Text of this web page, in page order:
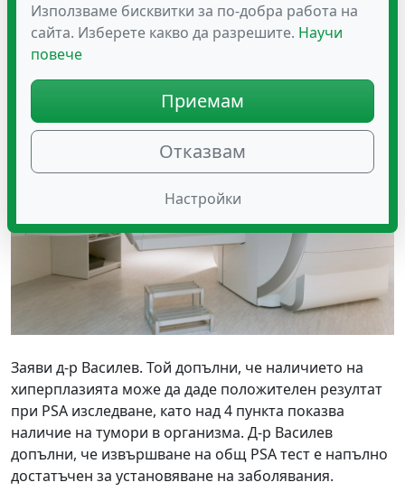
хиперплазията са две коренно
различни болести“
Заяви д-р Василев. Той допълни, че наличието на
хиперплазията може да даде положителен резултат
при PSA изследване, като над 4 пункта показва
наличие на тумори в организма. Д-р Василев
допълни, че извършване на общ PSA тест е напълно
достатъчен за установяване на заболявания.
Използваме бисквитки за по-добра работа на
сайта. Изберете какво да разрешите. Научи
повече
Приемам
Отказвам
Настройки